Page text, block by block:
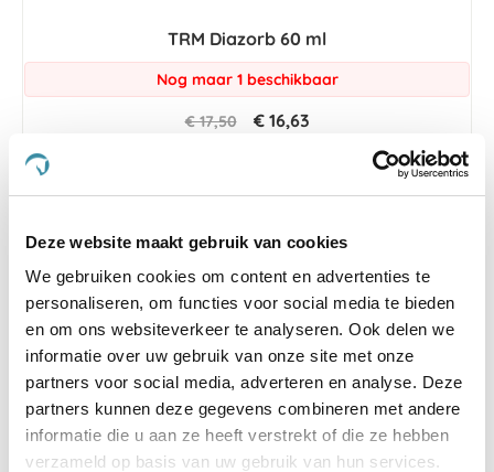
Deze website maakt gebruik van cookies
We gebruiken cookies om content en advertenties te
personaliseren, om functies voor social media te bieden
en om ons websiteverkeer te analyseren. Ook delen we
informatie over uw gebruik van onze site met onze
partners voor social media, adverteren en analyse. Deze
partners kunnen deze gegevens combineren met andere
informatie die u aan ze heeft verstrekt of die ze hebben
verzameld op basis van uw gebruik van hun services.
TRM Diazorb 60 ml
Nog maar 1 beschikbaar
€ 17,50 € 16,63